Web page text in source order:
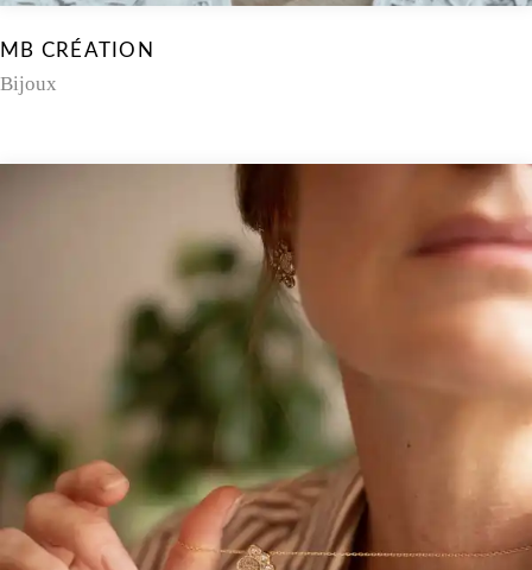
MB CRÉATION
Bijoux